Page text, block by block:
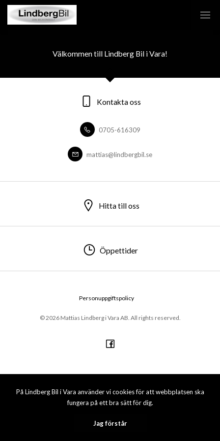
På Lindberg Bil i Vara använder vi cookies för att webbplatsen ska
fungera på ett bra sätt för dig.
Jag förstår
Välkommen till Lindberg Bil i Vara!
Kontakta oss
0705-616309
mattias@lindbergbil.se
Hitta till oss
Öppettider
© 2026 Mattias Lindberg i Vara AB. All rights reserved.
Personuppgiftspolicy